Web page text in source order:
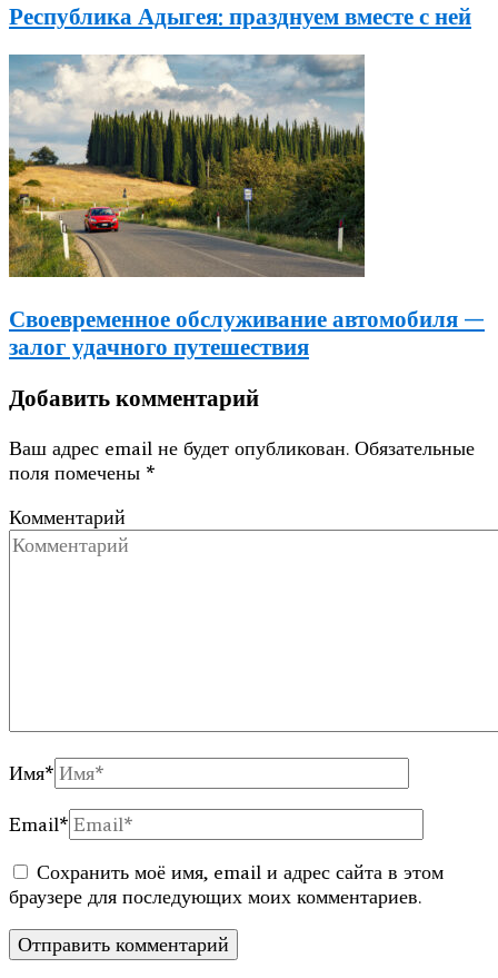
Республика Адыгея: празднуем вместе с ней
Своевременное обслуживание автомобиля —
залог удачного путешествия
Добавить комментарий
Ваш адрес email не будет опубликован. Обязательные
поля помечены *
Комментарий
Имя*
Email*
Сохранить моё имя, email и адрес сайта в этом
браузере для последующих моих комментариев.